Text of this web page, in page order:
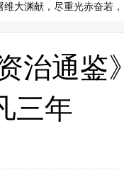
大渊献，尽重光赤奋若
治通
三年